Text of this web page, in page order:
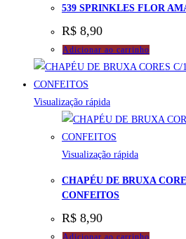
539 SPRINKLES FLOR
R$ 8,90
Adicionar ao carrinho
Visualização rápida
Visualização rápida
CHAPÉU DE BRUXA
CONFEITOS
R$ 8,90